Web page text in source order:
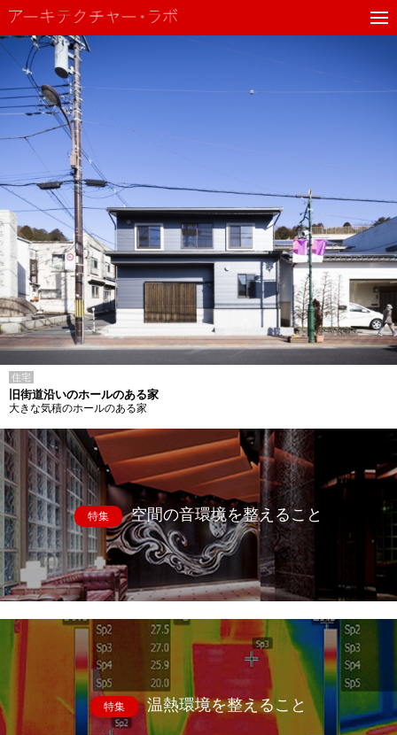
住宅
旧街道沿いのホールのある家
大きな気積のホールのある家
特集 空間の音環境を整えること
特集 温熱環境を整えること